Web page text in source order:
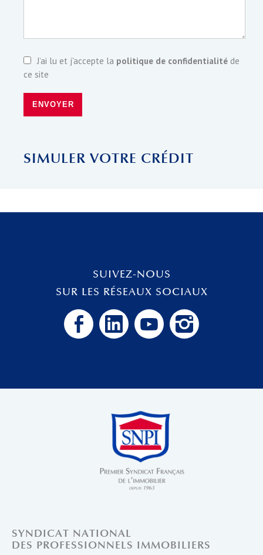
J’ai lu et j'accepte la politique de confidentialité de
ce site
ENVOYER
SIMULER VOTRE CRÉDIT
SYNDICAT NATIONAL
DES PROFESSIONNELS IMMOBILIERS
SUIVEZ-NOUS
SUR LES RÉSEAUX SOCIAUX